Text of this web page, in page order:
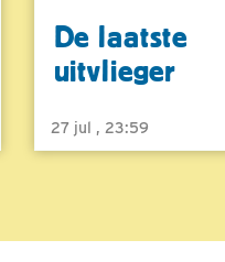
De laatste
uitvlieger
27 jul , 23:59